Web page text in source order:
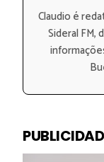
Claudio é
Sideral FM,